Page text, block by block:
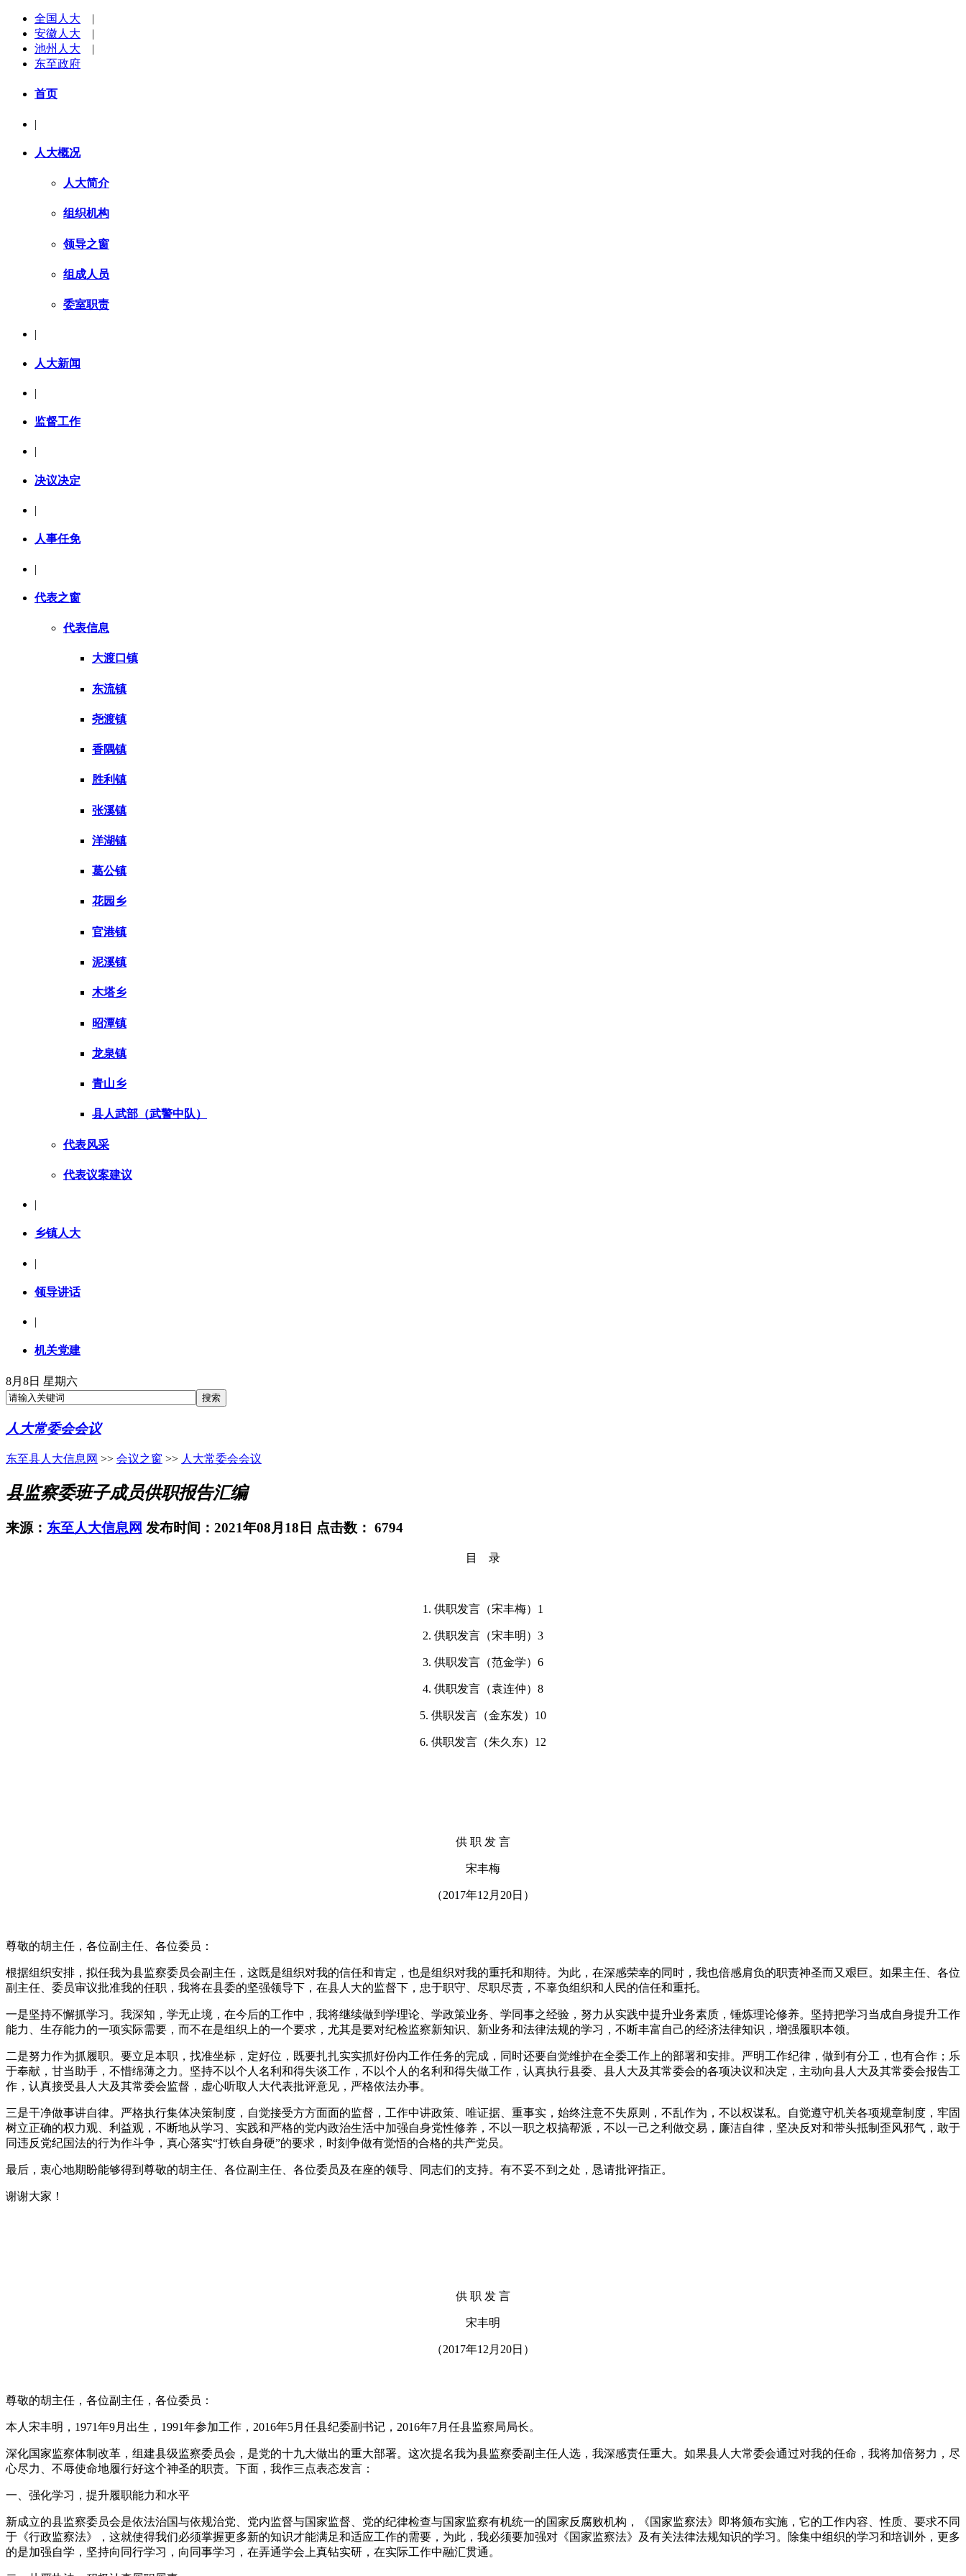
全国人大 |
安徽人大 |
池州人大 |
东至政府
首页
|
人大概况
人大简介
组织机构
领导之窗
组成人员
委室职责
|
人大新闻
|
监督工作
决议决定
|
人事任免
|
代表之窗
代表信息
大渡口镇
东流镇
尧渡镇
香隅镇
胜利镇
张溪镇
洋湖镇
葛公镇
花园乡
官港镇
泥溪镇
木塔乡
昭潭镇
龙泉镇
青山乡
县人武部（武警中队）
代表风采
代表议案建议
|
乡镇人大
|
领导讲话
|
机关党建
8月8日 星期六
人大常委会会议
东至县人大信息网 >> 会议之窗 >> 人大常委会会议
县监察委班子成员供职报告汇编
来源： 东至人大信息网 发布时间：2021年08月18日 点击数： 6794
目 录
1. 供职发言（宋丰梅）1
2. 供职发言（宋丰明）3
3. 供职发言（范金学）6
4. 供职发言（袁连仲）8
5. 供职发言（金东发）10
6. 供职发言（朱久东）12
供 职 发 言
宋丰梅
（2017年12月20日）
尊敬的胡主任，各位副主任、各位委员：
根据组织安排，拟任我为县监察委员会副主任，这既是组织对我的信任和肯定，也是组织对我的重托和期待。为此，在深感荣幸的同时，我也倍感肩负的职责神圣而又艰巨。如果主任、各位
副主任、委员审议批准我的任职，我将在县委的坚强领导下，在县人大的监督下，忠于职守、尽职尽责，不辜负组织和人民的信任和重托。
一是坚持不懈抓学习。我深知，学无止境，在今后的工作中，我将继续做到学理论、学政策业务、学同事之经验，努力从实践中提升业务素质，锤炼理论修养。坚持把学习当成自身提升工作
能力、生存能力的一项实际需要，而不在是组织上的一个要求，尤其是要对纪检监察新知识、新业务和法律法规的学习，不断丰富自己的经济法律知识，增强履职本领。
二是努力作为抓履职。要立足本职，找准坐标，定好位，既要扎扎实实抓好份内工作任务的完成，同时还要自觉维护在全委工作上的部署和安排。严明工作纪律，做到有分工，也有合作；乐
于奉献，甘当助手，不惜绵薄之力。坚持不以个人名利和得失谈工作，不以个人的名利和得失做工作，认真执行县委、县人大及其常委会的各项决议和决定，主动向县人大及其常委会报告工
作，认真接受县人大及其常委会监督，虚心听取人大代表批评意见，严格依法办事。
三是干净做事讲自律。严格执行集体决策制度，自觉接受方方面面的监督，工作中讲政策、唯证据、重事实，始终注意不失原则，不乱作为，不以权谋私。自觉遵守机关各项规章制度，牢固
树立正确的权力观、利益观，不断地从学习、实践和严格的党内政治生活中加强自身党性修养，不以一职之权搞帮派，不以一己之利做交易，廉洁自律，坚决反对和带头抵制歪风邪气，敢于
同违反党纪国法的行为作斗争，真心落实“打铁自身硬”的要求，时刻争做有觉悟的合格的共产党员。
最后，衷心地期盼能够得到尊敬的胡主任、各位副主任、各位委员及在座的领导、同志们的支持。有不妥不到之处，恳请批评指正。
谢谢大家！
供 职 发 言
宋丰明
（2017年12月20日）
尊敬的胡主任，各位副主任，各位委员：
本人宋丰明，1971年9月出生，1991年参加工作，2016年5月任县纪委副书记，2016年7月任县监察局局长。
深化国家监察体制改革，组建县级监察委员会，是党的十九大做出的重大部署。这次提名我为县监察委副主任人选，我深感责任重大。如果县人大常委会通过对我的任命，我将加倍努力，尽
心尽力、不辱使命地履行好这个神圣的职责。下面，我作三点表态发言：
一、强化学习，提升履职能力和水平
新成立的县监察委员会是依法治国与依规治党、党内监督与国家监督、党的纪律检查与国家监察有机统一的国家反腐败机构，《国家监察法》即将颁布实施，它的工作内容、性质、要求不同
于《行政监察法》，这就使得我们必须掌握更多新的知识才能满足和适应工作的需要，为此，我必须要加强对《国家监察法》及有关法律法规知识的学习。除集中组织的学习和培训外，更多
的是加强自学，坚持向同行学习，向同事学习，在弄通学会上真钻实研，在实际工作中融汇贯通。